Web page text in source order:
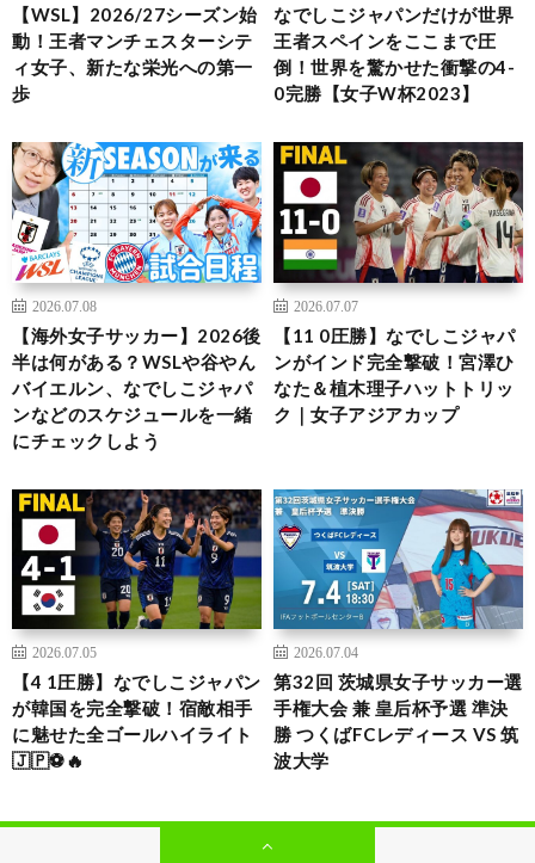
【WSL】2026/27シーズン始
動！王者マンチェスターシテ
ィ女子、新たな栄光への第一
歩
なでしこジャパンだけが世界
王者スペインをここまで圧
倒！世界を驚かせた衝撃の4-
0完勝【女子W杯2023】
2026.07.08
【海外女子サッカー】2026後
半は何がある？WSLや谷やん
バイエルン、なでしこジャパ
ンなどのスケジュールを一緒
にチェックしよう
2026.07.07
【11 0圧勝】なでしこジャパ
ンがインド完全撃破！宮澤ひ
なた＆植木理子ハットトリッ
ク｜女子アジアカップ
2026.07.05
【4 1圧勝】なでしこジャパン
が韓国を完全撃破！宿敵相手
に魅せた全ゴールハイライト
🇯🇵⚽🔥
2026.07.04
第32回 茨城県女子サッカー選
手権大会 兼 皇后杯予選 準決
勝 つくばFCレディース VS 筑
波大学